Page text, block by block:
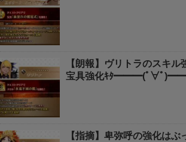
【朗報】ヴリトラのスキ
宝具強化ｷﾀ━━━(ﾟ∀ﾟ
【指摘】卑弥呼の強化はぶ